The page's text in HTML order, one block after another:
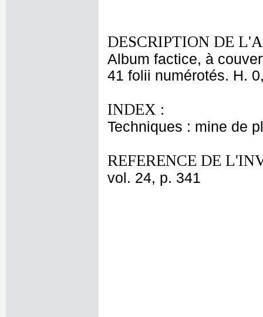
DESCRIPTION DE
Album factice, à
41 folii numérotés. H.
INDEX :
Techniques : mine de
REFERENCE DE
vol. 24, p. 341